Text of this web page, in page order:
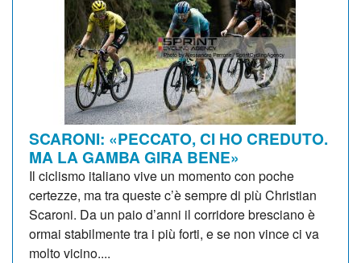
SCARONI: «PECCATO, CI HO CREDUTO.
MA LA GAMBA GIRA BENE»
Il ciclismo italiano vive un momento con poche
certezze, ma tra queste c’è sempre di più Christian
Scaroni. Da un paio d’anni il corridore bresciano è
ormai stabilmente tra i più forti, e se non vince ci va
molto vicino....